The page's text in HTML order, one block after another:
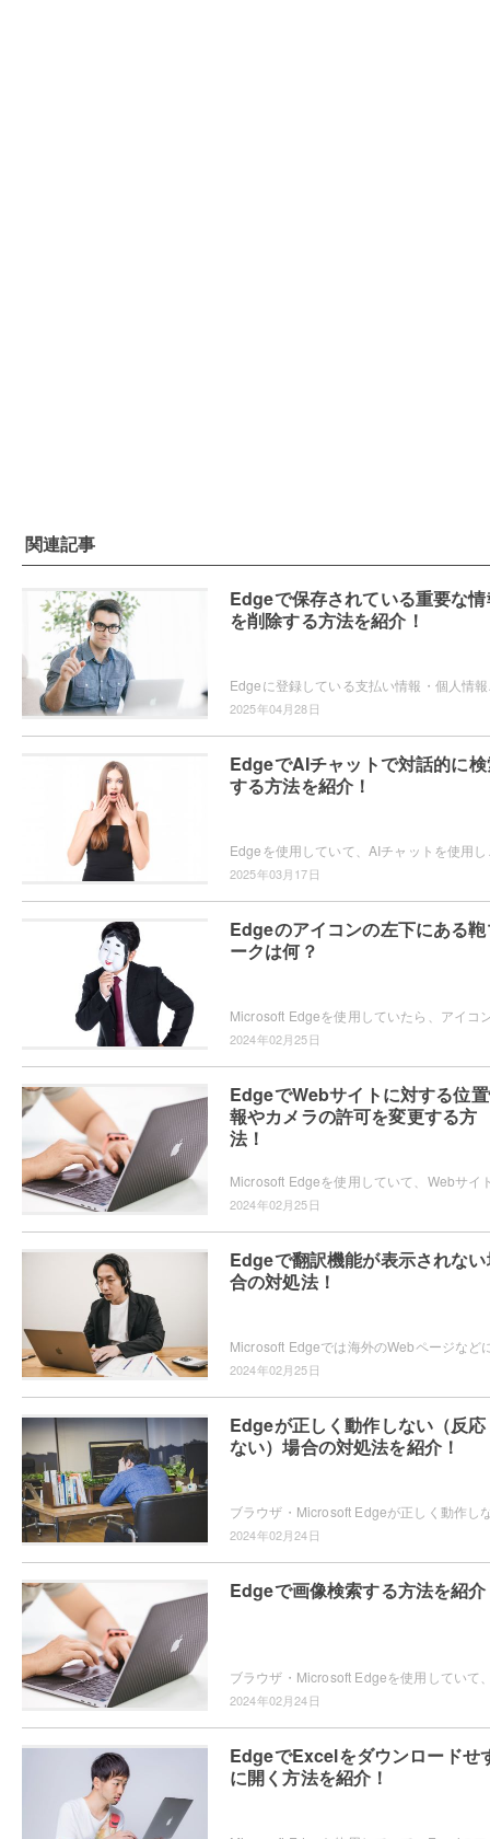
関連記事
Edgeで保存されている重要な
を削除する方法を紹介！
2025年04月28日
EdgeでAIチャットで対話的に
する方法を紹介！
2025年03月17日
Edgeのアイコンの左下にある
ークは何？
2024年02月25日
EdgeでWebサイトに対する位
報やカメラの許可を変更する方
法！
2024年02月25日
Edgeで翻訳機能が表示されな
合の対処法！
2024年02月25日
Edgeが正しく動作しない（反
ない）場合の対処法を紹介！
2024年02月24日
Edgeで画像検索する方法を紹
2024年02月24日
EdgeでExcelをダウンロードせ
に開く方法を紹介！